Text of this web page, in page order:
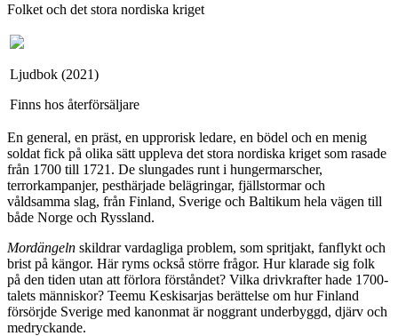
Folket och det stora nordiska kriget
Ljudbok (2021)
Finns hos återförsäljare
En general, en präst, en upprorisk ledare, en bödel och en menig
soldat fick på olika sätt uppleva det stora nordiska kriget som rasade
från 1700 till 1721. De slungades runt i hungermarscher,
terrorkampanjer, pesthärjade belägringar, fjällstormar och
våldsamma slag, från Finland, Sverige och Baltikum hela vägen till
både Norge och Ryssland.
Mordängeln skildrar vardagliga problem, som spritjakt, fanflykt och
brist på kängor. Här ryms också större frågor. Hur klarade sig folk
på den tiden utan att förlora förståndet? Vilka drivkrafter hade 1700-
talets människor? Teemu Keskisarjas berättelse om hur Finland
försörjde Sverige med kanonmat är noggrant underbyggd, djärv och
medryckande.